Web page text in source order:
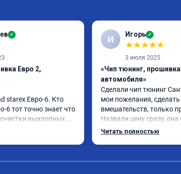
✓
Евро 2,
starex Евро-6. Кто
6 тот точно знает что
очистки выхлопных
сажевый
И Игорь ✓
★★★★★
3 июля 2025
«Чип тюнинг,
автомобиля»
Сделали чип тюнинг
мои пожелания,
вмешательств, только
Назвали цену сразу,
окончании работ без
Читать полностью